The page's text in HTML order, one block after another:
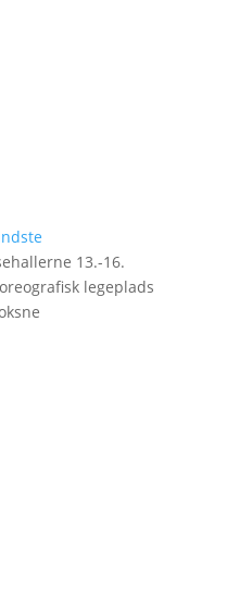
13.-16.
legeplads